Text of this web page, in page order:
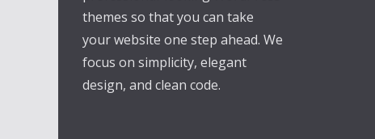
themes so that you can take
your website one step ahead. We
focus on simplicity, elegant
design, and clean code.